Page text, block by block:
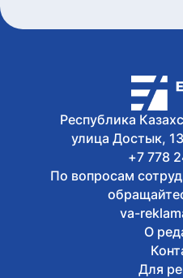
Сегодня, 10:46
Казахстан
юношеском
Республика
улица Достык,
+7 778
По вопросам
va-
О
Для